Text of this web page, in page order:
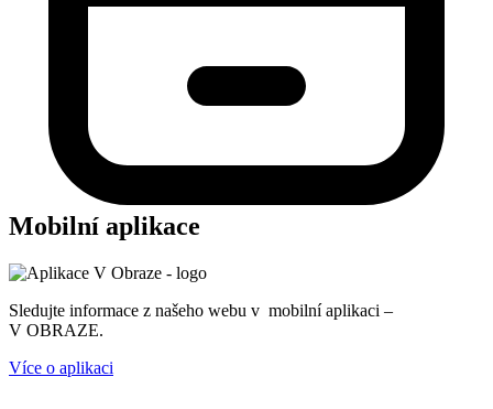
Mobilní aplikace
Sledujte informace z našeho webu v mobilní aplikaci –
V OBRAZE.
Více o aplikaci